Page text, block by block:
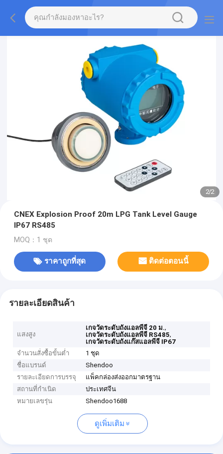
2/2
CNEX Explosion Proof 20m LPG Tank Level Gauge
IP67 RS485
MOQ：1 ชุด
ราคาถูกที่สุด ติดต่อตอนนี้
รายละเอียดสินค้า
แสงสูง
เกจวัดระดับถังแอลพีจี 20 ม.,
เกจวัดระดับถังแอลพีจี RS485,
เกจวัดระดับถังแก๊สแอลพีจี IP67
จำนวนสั่งซื้อขั้นต่ำ
1 ชุด
ชื่อแบรนด์
Shendoo
รายละเอียดการบรรจุ
แพ็คกล่องส่งออกมาตรฐาน
สถานที่กำเนิด
ประเทศจีน
หมายเลขรุ่น
Shendoo1688
ดูเพิ่มเติม